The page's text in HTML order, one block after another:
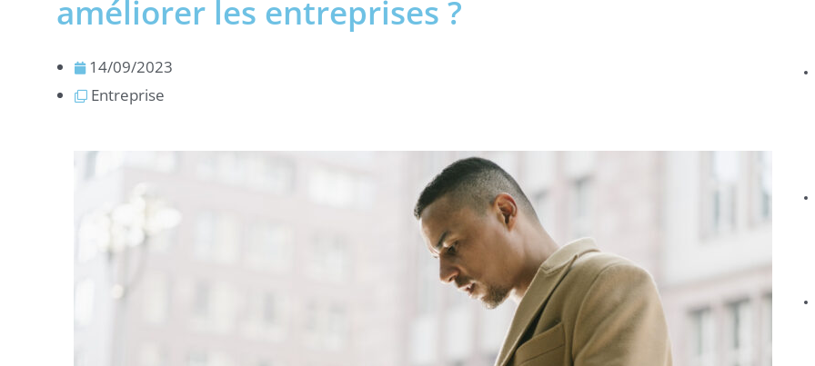
améliorer les entreprises ?
14/09/2023
Entreprise